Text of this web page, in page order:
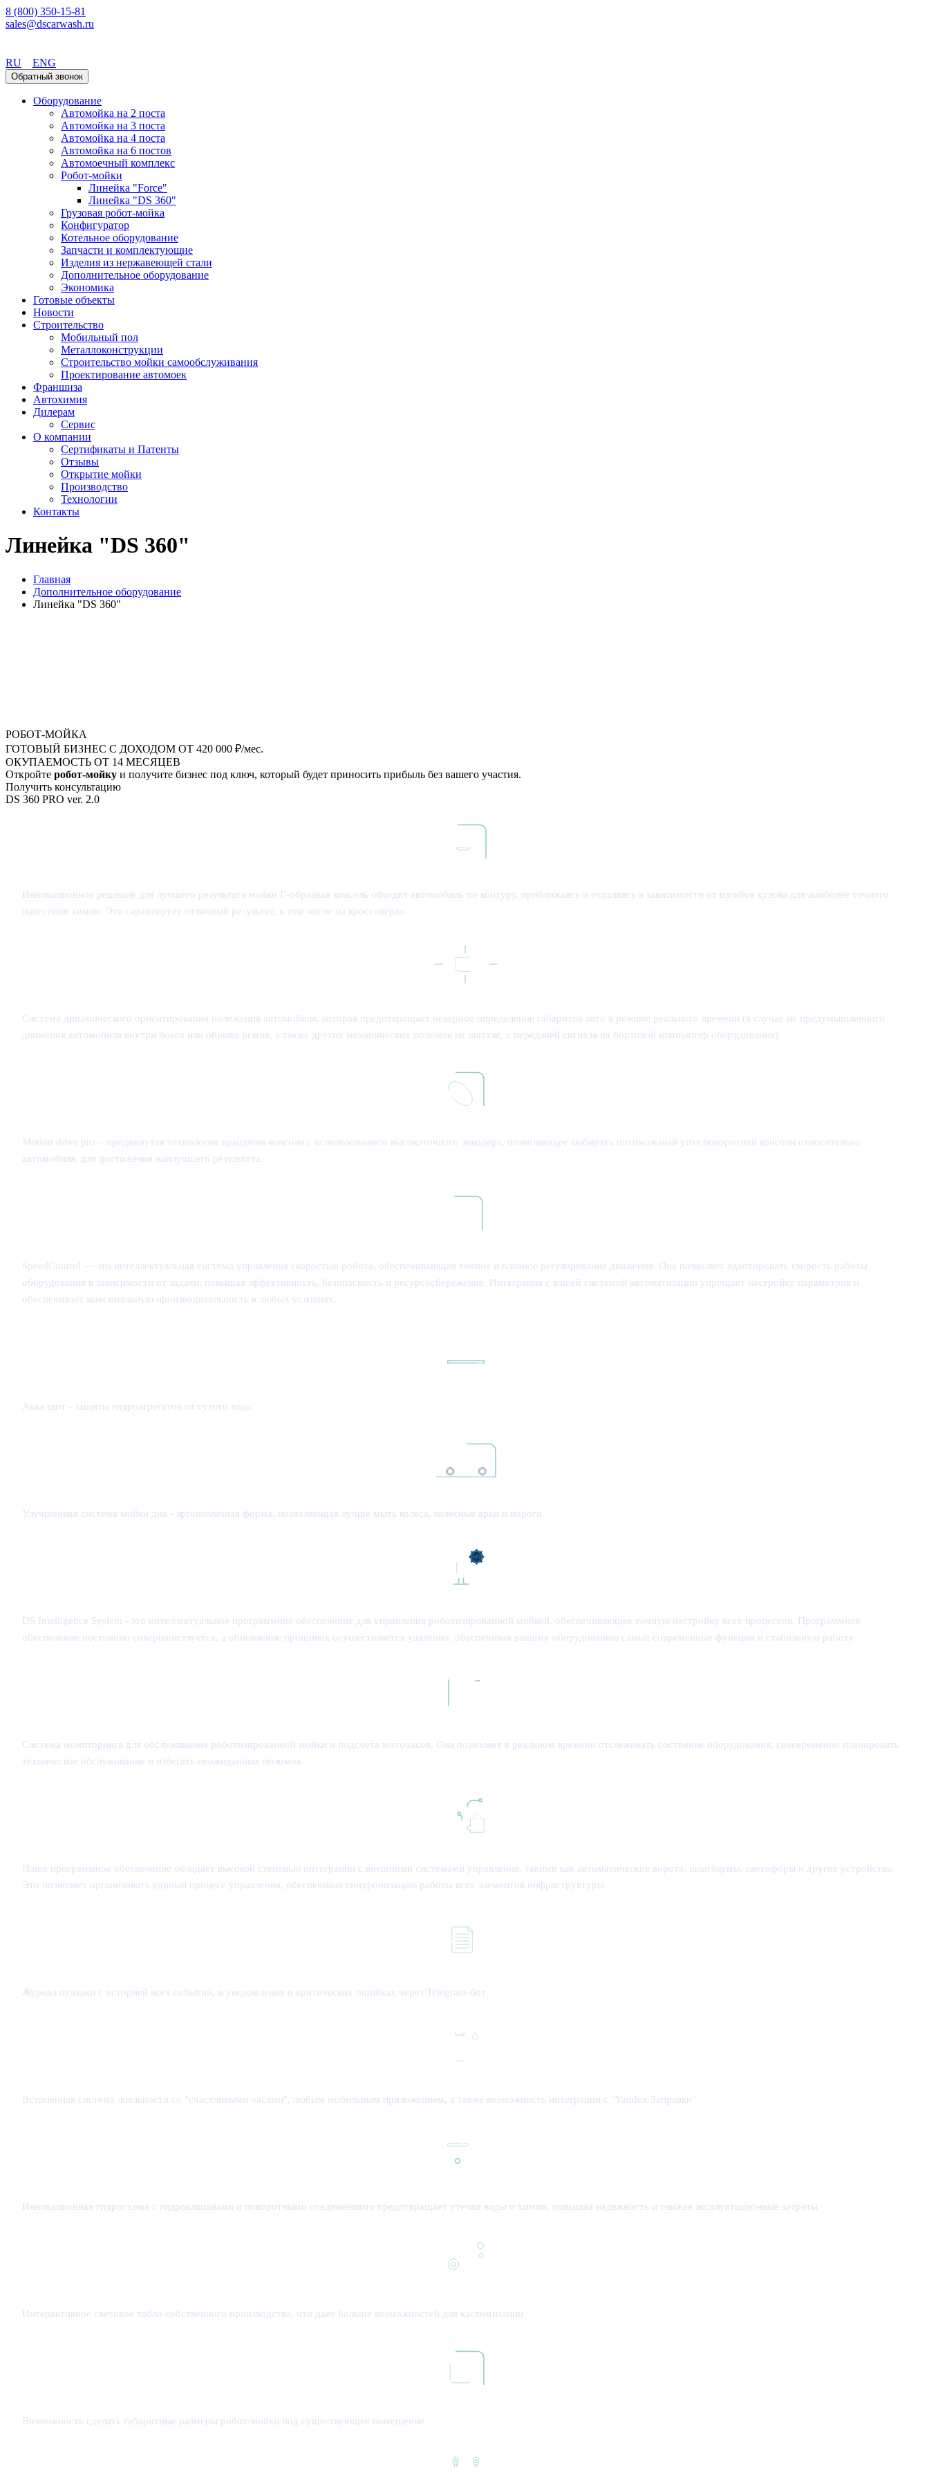
8 (800) 350-15-81
sales@dscarwash.ru
RU
ENG
Обратный звонок
Оборудование
Автомойка на 2 поста
Автомойка на 3 поста
Автомойка на 4 поста
Автомойка на 6 постов
Автомоечный комплекс
Робот-мойки
Линейка "Force"
Линейка "DS 360"
Грузовая робот-мойка
Конфигуратор
Котельное оборудование
Запчасти и комплектующие
Изделия из нержавеющей стали
Дополнительное оборудование
Экономика
Готовые объекты
Новости
Строительство
Мобильный пол
Металлоконструкции
Строительство мойки самообслуживания
Проектирование автомоек
Франшиза
Автохимия
Дилерам
Сервис
О компании
Сертификаты и Патенты
Отзывы
Открытие мойки
Производство
Технологии
Контакты
Линейка "DS 360"
Главная
Дополнительное оборудование
Линейка "DS 360"
РОБОТ-МОЙКА
ГОТОВЫЙ БИЗНЕС С ДОХОДОМ ОТ 420 000 ₽/мес.
ОКУПАЕМОСТЬ ОТ 14 МЕСЯЦЕВ
Откройте робот-мойку и получите бизнес под ключ, который будет приносить прибыль без вашего участия.
Получить консультацию
DS 360 PRO ver. 2.0
Инновационное решение для лучшего результата мойки Г-образная консоль обходит автомобиль по контуру, приближаясь и отдаляясь в зависимости от изгибов кузова для наиболее точного
нанесения химии. Это гарантирует отличный результат, в том числе на кроссоверах.
Система динамического ориентирования положения автомобиля, которая предотвращает неверное определение габаритов авто в режиме реального времени (в случае не предумышленного
движения автомобиля внутри бокса или обрыва ремня, а также других механических поломок на шаттле, с передачей сигнала на бортовой компьютер оборудования)
Motion drive pro – продвинутая технология вращения консоли с использованием высокоточного энкодера, позволяющее выбирать оптимальный угол поворотной консоли относительно
автомобиля, для достижения наилучшего результата.
SpeedControl — это интеллектуальная система управления скоростью робота, обеспечивающая точное и плавное регулирование движения. Она позволяет адаптировать скорость работы
оборудования в зависимости от задачи, повышая эффективность, безопасность и ресурсосбережение. Интеграция с вашей системой автоматизации упрощает настройку параметров и
обеспечивает максимальную производительность в любых условиях.
Аква щит - защиты гидроагрегатов от сухого хода
Улучшенная система мойки дна - эргономичная форма, позволяющая лучше мыть колеса, колесные арки и пороги
DS Intelligence System - это интеллектуальное программное обеспечение для управления роботизированной мойкой, обеспечивающее точную настройку всех процессов. Программное
обеспечение постоянно совершенствуется, а обновление прошивок осуществляется удаленно, обеспечивая вашему оборудованию самые современные функции и стабильную работу
Система мониторинга для обслуживания роботизированной мойки и подсчета моточасов. Она позволяет в реальном времени отслеживать состояние оборудования, своевременно планировать
техническое обслуживание и избегать неожиданных поломок
Наше программное обеспечение обладает высокой степенью интеграции с внешними системами управления, такими как автоматические ворота, шлагбаумы, светофоры и другие устройства.
Это позволяет организовать единый процесс управления, обеспечивая синхронизацию работы всех элементов инфраструктуры.
Журнал отладки с историей всех событий, и уведомления о критических ошибках через Telegram-бот
Встроенная система лояльности со "счастливыми часами", любым мобильным приложением, а также возможность интеграции с "Yandex Заправки"
Инновационная гидросхема с гидроклапанами и поворотными соединениями предотвращает утечки воды и химии, повышая надежность и снижая эксплуатационные затраты
Интерактивное световое табло собственного производства, что даёт больше возможностей для кастомизации
Возможность сделать габаритные размеры робот-мойки под существующее помещение